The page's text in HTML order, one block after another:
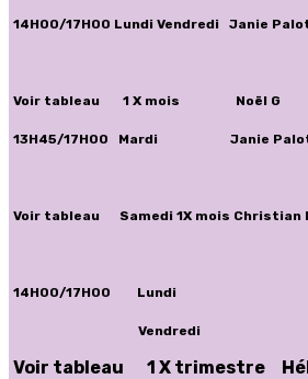
14H00/17H00 Lundi Vendredi Janie
Voir tableau 1 X mois Noël G
13H45/17H00 Mardi Janie
Voir tableau Samedi 1X mois Christian
14H00/17H00 Lundi
Vendredi
Voir tableau 1 X trimestre